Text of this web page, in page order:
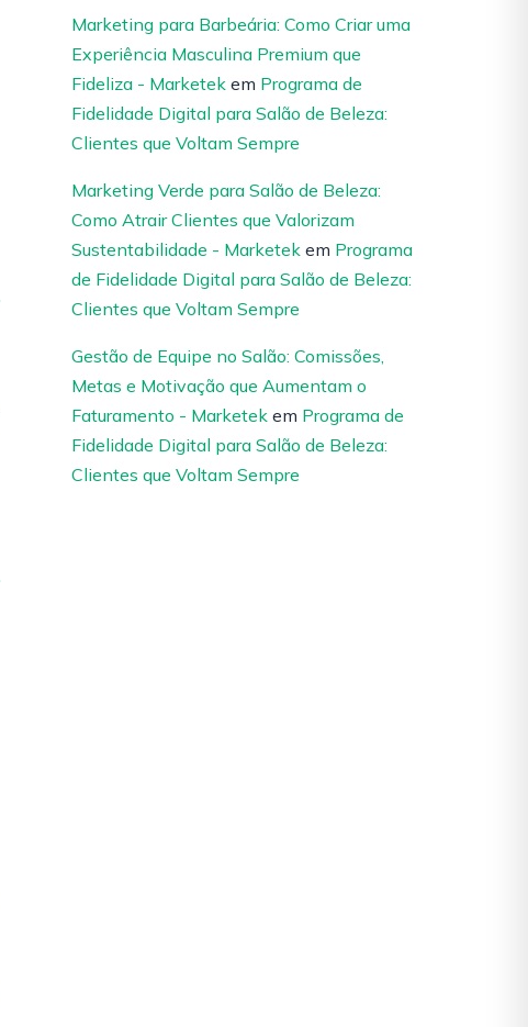
Marketing para Barbeária: Como Criar uma
Experiência Masculina Premium que
Fideliza - Marketek em Programa de
Fidelidade Digital para Salão de Beleza:
Clientes que Voltam Sempre
Marketing Verde para Salão de Beleza:
Como Atrair Clientes que Valorizam
Sustentabilidade - Marketek em Programa
de Fidelidade Digital para Salão de Beleza:
Clientes que Voltam Sempre
Gestão de Equipe no Salão: Comissões,
Metas e Motivação que Aumentam o
Faturamento - Marketek em Programa de
Fidelidade Digital para Salão de Beleza:
Clientes que Voltam Sempre